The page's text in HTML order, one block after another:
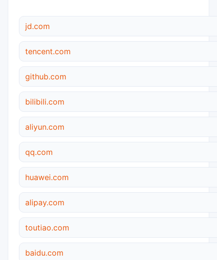
jd.com
tencent.com
github.com
bilibili.com
aliyun.com
qq.com
huawei.com
alipay.com
toutiao.com
baidu.com